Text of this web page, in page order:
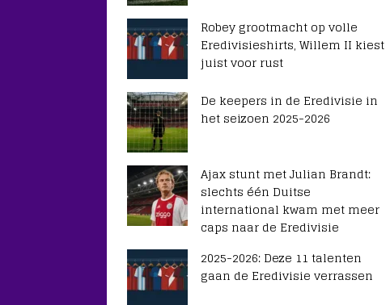
Robey grootmacht op volle
Eredivisieshirts, Willem II kiest
juist voor rust
De keepers in de Eredivisie in
het seizoen 2025-2026
Ajax stunt met Julian Brandt:
slechts één Duitse
international kwam met meer
caps naar de Eredivisie
2025-2026: Deze 11 talenten
gaan de Eredivisie verrassen